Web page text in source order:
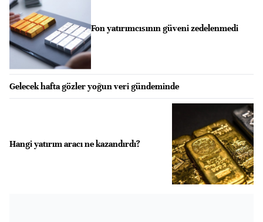
Fon yatırımcısının güveni zedelenmedi
Gelecek hafta gözler yoğun veri gündeminde
Hangi yatırım aracı ne kazandırdı?